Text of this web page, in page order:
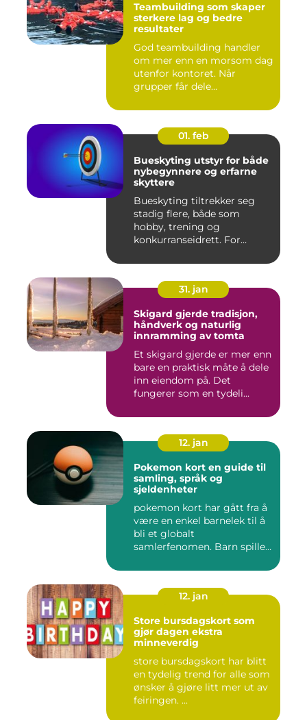
Teambuilding som skaper
sterkere lag og bedre
resultater
God teambuilding handler
om mer enn en morsom dag
utenfor kontoret. Når
grupper får dele
01. feb
Bueskyting utstyr for både
nybegynnere og erfarne
skyttere
Bueskyting tiltrekker seg
stadig flere, både som
hobby, trening og
konkurranseidrett. For
31. jan
Skigard gjerde tradisjon,
håndverk og naturlig
innramming av tomta
Et skigard gjerde er mer enn
bare en praktisk måte å dele
inn eiendom på. Det
fungerer som en tydeli...
12. jan
Pokemon kort en guide til
samling, språk og
sjeldenheter
pokemon kort har gått fra å
være en enkel barnelek til å
bli et globalt
samlerfenomen. Barn spiller
12. jan
Store bursdagskort som
gjør dagen ekstra
minneverdig
store bursdagskort har blitt
en tydelig trend for alle som
ønsker å gjøre litt mer ut av
feiringen. ...